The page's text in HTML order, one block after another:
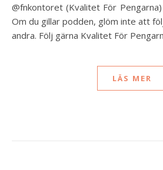
@fnkontoret (Kvalitet För
Om du gillar podden, glöm inte att
andra. Följ gärna Kvalitet För
LÄS MER